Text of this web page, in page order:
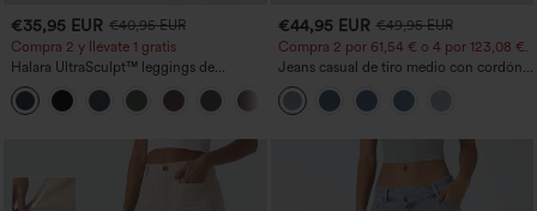
€35,95 EUR €40,95 EUR
Compra 2 y llévate 1 gratis
Halara UltraSculpt™ leggings de
entrenamiento moldeadores de talle alto
con fruncido trasero que realza los
glúteos, control de abdomen y bolsillos
+12
€44,95 EUR €49,95 EUR
Compra 2 por 61,54 € o 4 por 123,08 €.
Jeans casual de tiro medio con cordón y
bolsillos